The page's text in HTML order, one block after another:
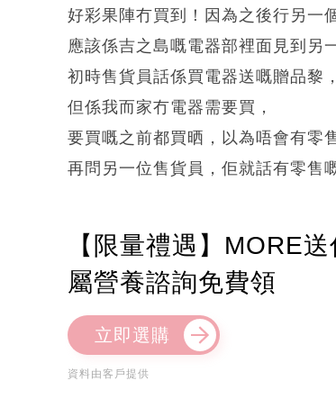
好彩果陣冇買到！因為之後行另一
應該係吉之島嘅電器部裡面見到另
初時售貨員話係買電器送嘅贈品黎，
但係我而家冇電器需要買，
要買嘅之前都買晒，以為唔會有零
再問另一位售貨員，佢就話有零售
【限量禮遇】MORE
屬營養諮詢免費領
立即選購
資料由客戶提供